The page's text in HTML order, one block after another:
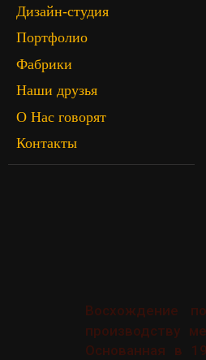
Дизайн-студия
Портфолио
Фабрики
Наши друзья
О Нас говорят
Контакты
Восхождение
производству
Основанная в